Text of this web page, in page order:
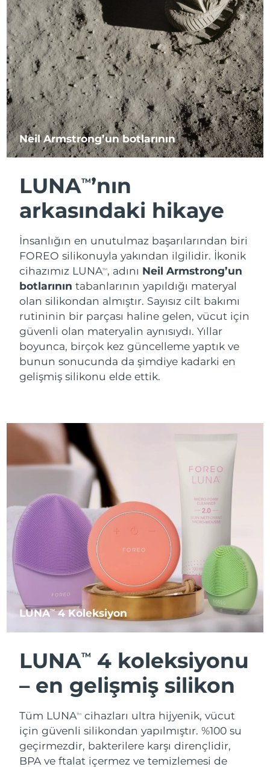
Neil Armstrong’un botlarının
LUNATM’nın
arkasındaki hikaye
İnsanlığın en unutulmaz başarılarından biri
FOREO silikonuyla yakından ilgilidir. İkonik
cihazımız LUNATM, adını Neil Armstrong’un
botlarının tabanlarının yapıldığı materyal
olan silikondan almıştır. Sayısız cilt bakımı
rutininin bir parçası haline gelen, vücut için
güvenli olan materyalin aynısıydı. Yıllar
boyunca, birçok kez güncelleme yaptık ve
bunun sonucunda da şimdiye kadarki en
gelişmiş silikonu elde ettik.
LUNATM4 Koleksiyon
LUNATM
4 koleksiyonu
– en gelişmiş silikon
Tüm LUNATM
cihazları ultra hijyenik, vücut
için güvenli silikondan yapılmıştır. %100 su
geçirmezdir, bakterilere karşı dirençlidir,
BPA ve ftalat içermez ve temizlemesi de